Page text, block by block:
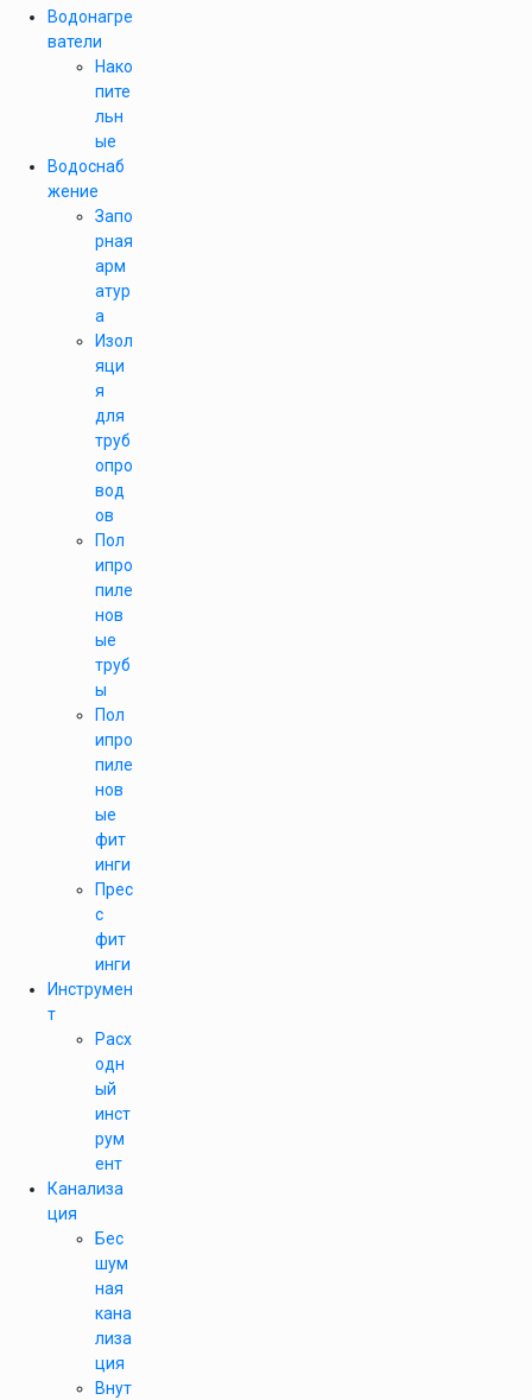
Водонагре
ватели
Нако
пите
льн
ые
Водоснаб
жение
Запо
рная
арм
атур
а
Изол
яци
я
для
труб
опро
вод
ов
Пол
ипро
пиле
нов
ые
труб
ы
Пол
ипро
пиле
нов
ые
фит
инги
Прес
с
фит
инги
Инструмен
т
Расх
одн
ый
инст
рум
ент
Канализа
ция
Бес
шум
ная
кана
лиза
ция
Внут